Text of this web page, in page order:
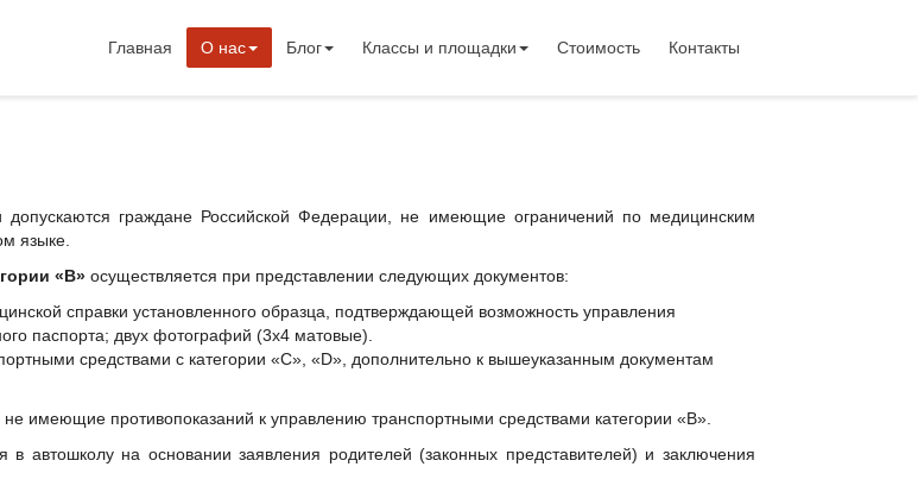
Главная О нас Блог Классы и площадки Стоимость Контакты
допускаются граждане Российской Федерации, не имеющие ограничений по медицинским
языке.
«В» осуществляется при представлении следующих документов:
справки установленного образца, подтверждающей возможность управления
паспорта; двух фотографий (3х4 матовые).
средствами с категории «С», «D», дополнительно к вышеуказанным документам
имеющие противопоказаний к управлению транспортными средствами категории «В».
автошколу на основании заявления родителей (законных представителей) и заключения